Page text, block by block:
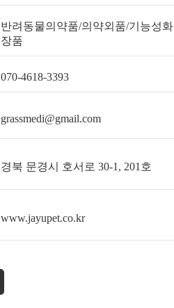
반려동물의약품/의약외품/기능성화
장품
070-4618-3393
grassmedi@gmail.com
경북 문경시 호서로 30-1, 201호
www.jayupet.co.kr